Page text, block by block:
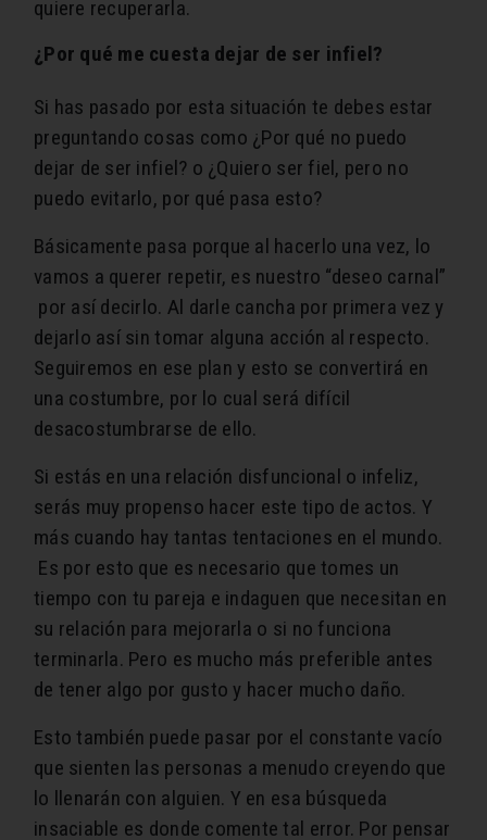
quiere recuperarla.
¿Por qué me cuesta dejar de ser infiel?
Si has pasado por esta situación te debes estar
preguntando cosas como ¿Por qué no puedo
dejar de ser infiel? o ¿Quiero ser fiel, pero no
puedo evitarlo, por qué pasa esto?
Básicamente pasa porque al hacerlo una vez, lo
vamos a querer repetir, es nuestro “deseo carnal”
por así decirlo. Al darle cancha por primera vez y
dejarlo así sin tomar alguna acción al respecto.
Seguiremos en ese plan y esto se convertirá en
una costumbre, por lo cual será difícil
desacostumbrarse de ello.
Si estás en una relación disfuncional o infeliz,
serás muy propenso hacer este tipo de actos. Y
más cuando hay tantas tentaciones en el mundo.
Es por esto que es necesario que tomes un
tiempo con tu pareja e indaguen que necesitan en
su relación para mejorarla o si no funciona
terminarla. Pero es mucho más preferible antes
de tener algo por gusto y hacer mucho daño.
Esto también puede pasar por el constante vacío
que sienten las personas a menudo creyendo que
lo llenarán con alguien. Y en esa búsqueda
insaciable es donde comente tal error. Por pensar